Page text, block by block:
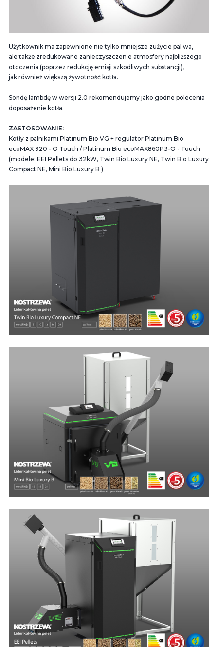
Użytkownik ma zapewnione nie tylko mniejsze zużycie paliwa,
ale także zredukowane zanieczyszczenie atmosfery najbliższego
otoczenia (poprzez redukcję emisji szkodliwych substancji),
jak również większą żywotność kotła.
Sondę lambdę w wersji 2.0 rekomendujemy jako godne polecenia
doposażenie kotła.
ZASTOSOWANIE:
Kotły z palnikami Platinum Bio VG + regulator Platinum Bio
ecoMAX 920 - O Touch / Platinum Bio ecoMAX860P3-O - Touch
(modele: EEI Pellets do 32kW, Twin Bio Luxury NE, Twin Bio Luxury
Compact NE, Mini Bio Luxury B )